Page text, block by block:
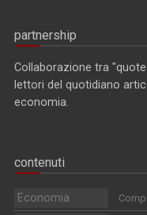
partnership
Collaborazione tra
lettori del quotidiano
economia.
contenuti
Economia